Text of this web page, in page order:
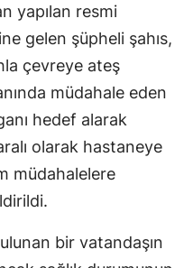
yapılan resmi
gelen şüpheli şahıs,
çevreye ateş
müdahale eden
hedef alarak
olarak hastaneye
müdahalelere
bir vatandaşın